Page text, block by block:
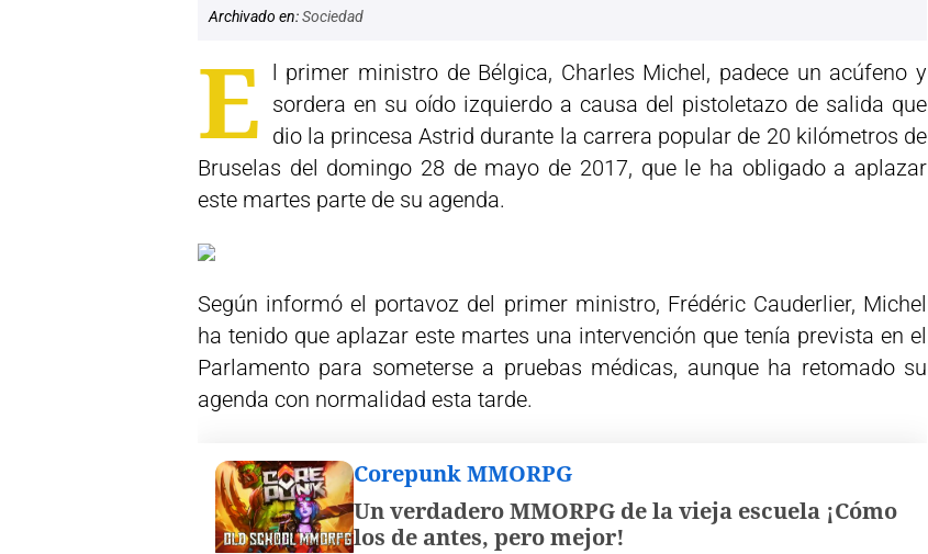
Archivado en:Sociedad
E
l primer ministro de Bélgica, Charles Michel, padece un acúfeno y
sordera en su oído izquierdo a causa del pistoletazo de salida que
dio la princesa Astrid durante la carrera popular de 20 kilómetros de
Bruselas del domingo 28 de mayo de 2017, que le ha obligado a aplazar
este martes parte de su agenda.
Según informó el portavoz del primer ministro, Frédéric Cauderlier, Michel
ha tenido que aplazar este martes una intervención que tenía prevista en el
Parlamento para someterse a pruebas médicas, aunque ha retomado su
agenda con normalidad esta tarde.
Corepunk MMORPG
Un verdadero MMORPG de la vieja escuela ¡Cómo
los de antes, pero mejor!